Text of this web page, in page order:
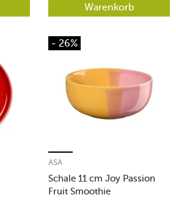
Warenkorb
- 26%
Schale 11 cm Joy Passion
Fruit Smoothie
ASA